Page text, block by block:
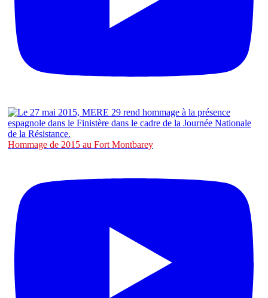
Hommage de 2015 au Fort Montbarey